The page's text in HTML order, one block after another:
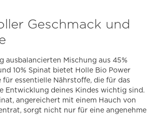
Geschmack und
ausbalancierten Mischung aus 45%
10% Spinat bietet Holle Bio Power
für essentielle Nährstoffe, die für das
Entwicklung deines Kindes wichtig sind.
angereichert mit einem Hauch von
sorgt nicht nur für eine angenehme